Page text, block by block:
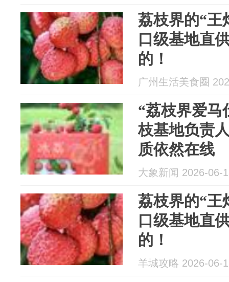
荔枝界的“王
口级基地直
的！
广州生活美食圈
“荔枝界爱马
枝基地负责
质依然在线
大象新闻 2026-06-
荔枝界的“王
口级基地直
的！
羊城攻略 2026-06-